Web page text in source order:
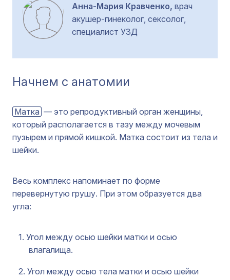
Анна-Мария Кравченко, врач
акушер-гинеколог, сексолог,
специалист УЗД
Начнем с анатомии
Матка — это репродуктивный орган женщины,
который располагается в тазу между мочевым
пузырем и прямой кишкой. Матка состоит из тела и
шейки.
Весь комплекс напоминает по форме
перевернутую грушу. При этом образуется два
угла:
Угол между осью шейки матки и осью
влагалища.
Угол между осью тела матки и осью шейки